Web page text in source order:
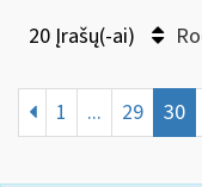
20 Įrašų(-ai)
1 ... 29 30